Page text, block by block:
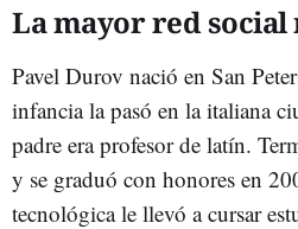
La mayor red social
Pavel Durov nació en San
infancia la pasó en la italiana
padre era profesor de latín.
y se graduó con honores en
tecnológica le llevó a cursar